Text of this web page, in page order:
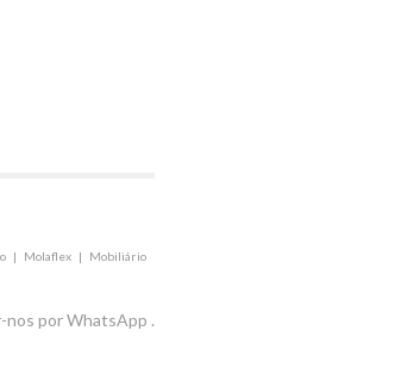
| Molaflex|
Mobiliário
nos por WhatsApp .